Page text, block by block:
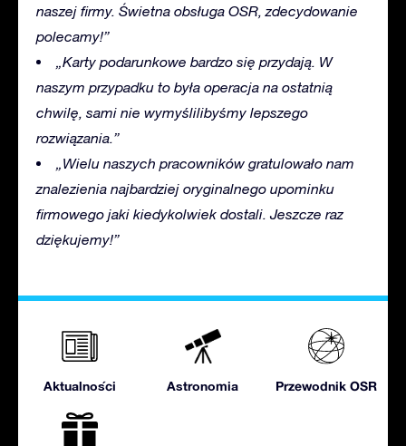
naszej firmy. Świetna obsługa OSR, zdecydowanie
polecamy!”
„Karty podarunkowe bardzo się przydają. W
naszym przypadku to była operacja na ostatnią
chwilę, sami nie wymyślilibyśmy lepszego
rozwiązania.”
„Wielu naszych pracowników gratulowało nam
znalezienia najbardziej oryginalnego upominku
firmowego jaki kiedykolwiek dostali. Jeszcze raz
dziękujemy!”
Aktualności Astronomia Przewodnik OSR